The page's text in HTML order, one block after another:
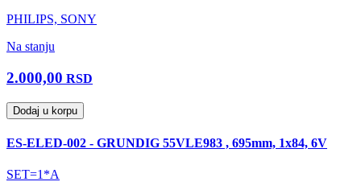
PHILIPS, SONY
Na stanju
2.000,00 RSD
Dodaj u korpu
ES-ELED-002 - GRUNDIG 55VLE983 , 695mm, 1x84, 6V
SET=1*A